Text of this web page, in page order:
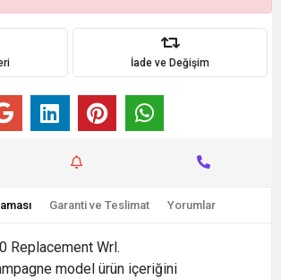
İade ve Değişim
Garanti ve Teslimat Yorumlar
Replacement Wrl.
model ürün içeriğini